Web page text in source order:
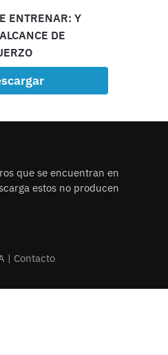
ENTRENAR: Y
DE
que se encuentran en
estos no producen
| Contacto